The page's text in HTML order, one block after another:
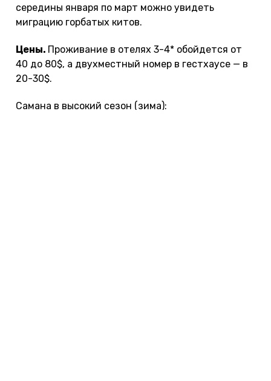
середины января по март можно увидеть
миграцию горбатых китов.
Цены. Проживание в отелях 3-4* обойдется от
40 до 80$, а двухместный номер в гестхаусе — в
20-30$.
Самана в высокий сезон (зима):